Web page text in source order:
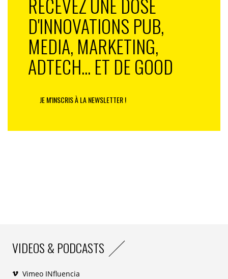
D'INNOVATIONS PUB,
MEDIA, MARKETING,
ADTECH... ET DE GOOD
JE M'INSCRIS À LA NEWSLETTER !
VIDEOS & PODCASTS
Vimeo INfluencia